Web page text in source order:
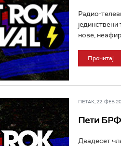
Радио-
нове,
Прочитај
ПЕТАК, 22. ФЕБ
Пети
Двaдесет